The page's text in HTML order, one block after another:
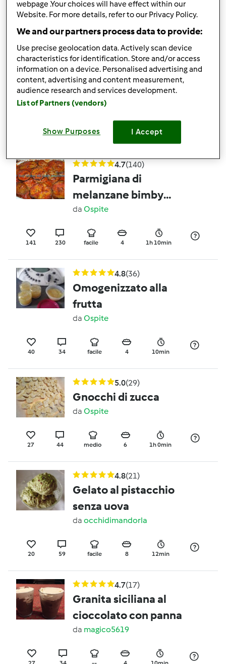
9
Testata ufficialmente
Granita di melone con
prosciutto
daTeam Bimby
1 facile 3h 0min
4.7(140)
Parmigiana di
melanzane bimby
(cotta al forno)
da Ospite
141 230 facile 4 1h 10min
4.8(36)
Omogenizzato alla
frutta
da Ospite
40 34 facile 4 10min
5.0(29)
Gnocchi di zucca
da Ospite
27 44 medio 6 1h 0min
4.8(21)
Gelato al pistacchio
senza uova
da occhidimandorla
20 59 facile 8 12min
4.7(17)
Granita siciliana al
cioccolato con panna
da magico5619
webpage .Your choices will have effect within our
Website. For more details, refer to our Privacy Policy.
We and our partners process data to provide:
Use precise geolocation data. Actively scan device
characteristics for identification. Store and/or access
information on a device. Personalised advertising and
content, advertising and content measurement,
audience research and services development.
List of Partners (vendors)
Show Purposes I Accept